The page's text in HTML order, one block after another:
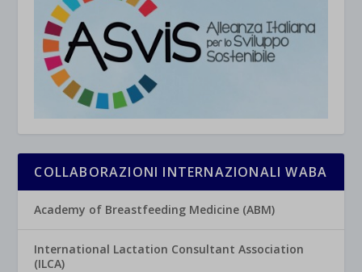
COLLABORAZIONI INTERNAZIONALI WABA
Academy of Breastfeeding Medicine (ABM)
International Lactation Consultant Association
(ILCA)